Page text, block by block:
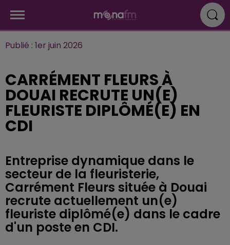
Publié : 1er juin 2026
CARRÉMENT FLEURS À
DOUAI RECRUTE UN(E)
FLEURISTE DIPLÔMÉ(E) EN
CDI
Entreprise dynamique dans le
secteur de la fleuristerie,
Carrément Fleurs située à Douai
recrute actuellement un(e)
fleuriste diplômé(e) dans le cadre
d'un poste en CDI.